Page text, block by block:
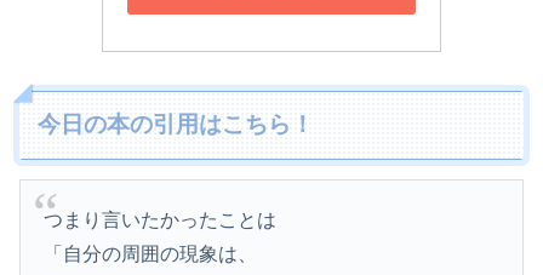
今日の本の引用はこちら！
つまり言いたかったことは
「自分の周囲の現象は、